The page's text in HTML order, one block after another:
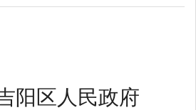
阳区人民政府